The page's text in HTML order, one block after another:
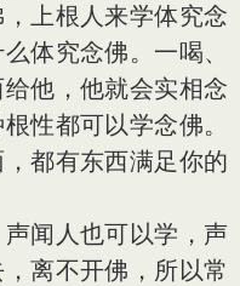
上根人来学体究念
体究念佛。一喝、
他，他就会实相念
性都可以学念佛。
都有东西满足你的
闻人也可以学，声
离不开佛，所以常